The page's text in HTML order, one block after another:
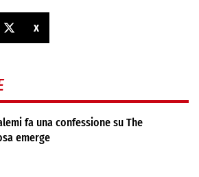
X
fa una confessione su The
emerge